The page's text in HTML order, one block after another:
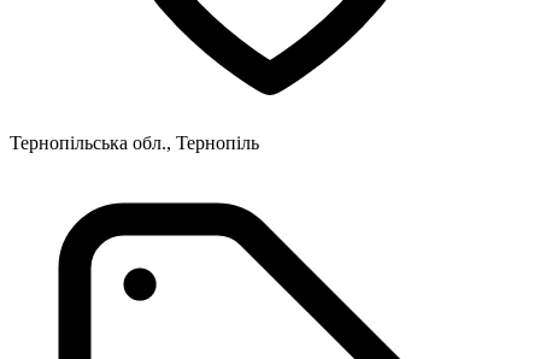
Тернопільська обл., Тернопіль